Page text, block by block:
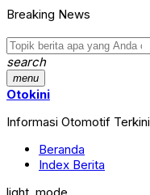
Breaking News
search
menu
Otokini
Informasi Otomotif Terkini
Beranda
Index Berita